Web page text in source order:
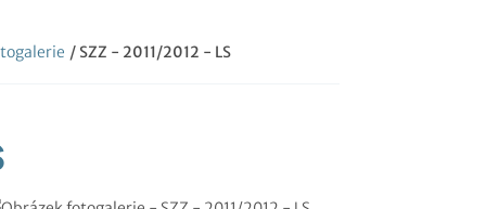
/ SZZ - 2011/2012 - LS